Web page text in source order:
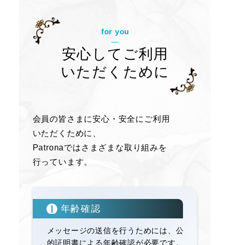
安心してご利用
いただくために
for you
会員の皆さまに安心・安全にご利用
いただくために、
Patronaではさまざまな取り組みを
行っています。
メッセージの送信を行うためには、公
的証明書による年齢確認が必要です。
年齢確認